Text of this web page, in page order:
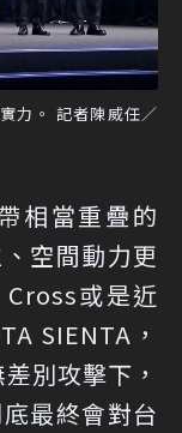
力。 記者陳威任／
相當重疊的
空間動力更
或是近
SIENTA，
別攻擊下，
最終會對台